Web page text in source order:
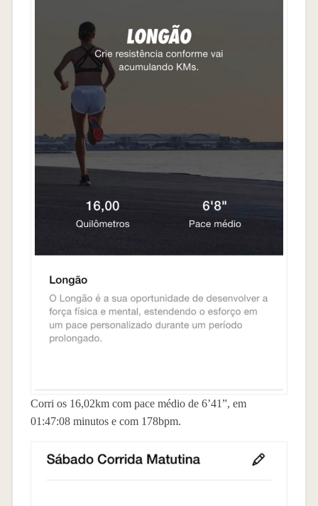
Corri os 16,02km com pace médio de 6’41”, em
01:47:08 minutos e com 178bpm.